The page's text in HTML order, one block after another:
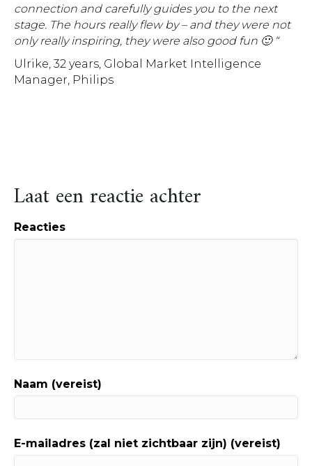
connection and carefully guides you to the next
stage. The hours really flew by – and they were not
only really inspiring, they were also good fun 🙂 “
Ulrike, 32 years, Global Market Intelligence
Manager, Philips
Laat een reactie achter
Reacties
Naam (vereist)
E-mailadres (zal niet zichtbaar zijn) (vereist)